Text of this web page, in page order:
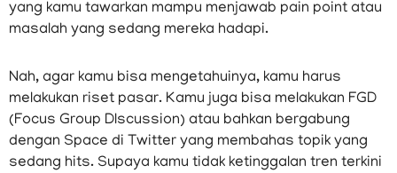
yang kamu tawarkan mampu menjawab pain point atau
masalah yang sedang mereka hadapi.
Nah, agar kamu bisa mengetahuinya, kamu harus
melakukan riset pasar. Kamu juga bisa melakukan FGD
(Focus Group DIscussion) atau bahkan bergabung
dengan Space di Twitter yang membahas topik yang
sedang hits. Supaya kamu tidak ketinggalan tren terkini